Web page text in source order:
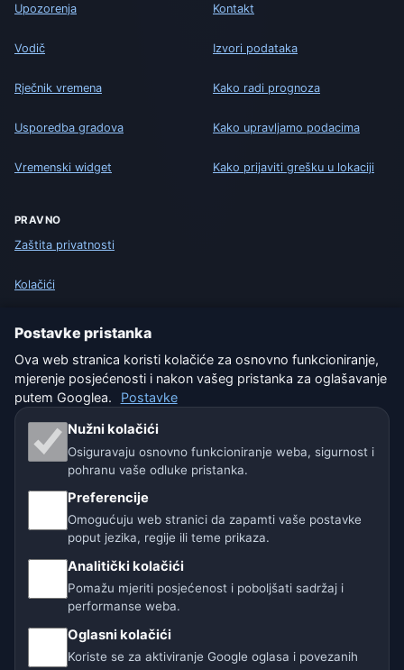
Upozorenja
Vodič
Rječnik vremena
Usporedba gradova
Vremenski widget
Kontakt
Izvori podataka
Kako radi prognoza
Kako upravljamo podacima
Kako prijaviti grešku u lokaciji
PRAVNO
Zaštita privatnosti
Kolačići
Uvjeti korištenja
Isključenje odgovornosti
Pomažemo životinjama
Sitemap
Postavke
🇨🇿 Češka 🇭🇷 Hrvatska 🇧🇬 Bugarska
🇩🇪🇦🇹🇨🇭 Njemačka / Austrija / Švicarska
🌎 Latinska Amerika i Španjolska
Postavke pristanka
Ova web stranica koristi kolačiće za osnovno funkcioniranje,
mjerenje posjećenosti i nakon vašeg pristanka za oglašavanje
putem Googlea.
Postavke
Nužni kolačići
Osiguravaju osnovno funkcioniranje weba, sigurnost i
pohranu vaše odluke pristanka.
Preferencije
Omogućuju web stranici da zapamti vaše postavke
poput jezika, regije ili teme prikaza.
Analitički kolačići
Pomažu mjeriti posjećenost i poboljšati sadržaj i
performanse weba.
Oglasni kolačići
Koriste se za aktiviranje Google oglasa i povezanih